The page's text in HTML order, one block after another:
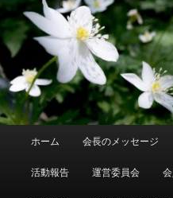
移
動
動
ホーム 会長のメッセージ
活動報告 運営委員会